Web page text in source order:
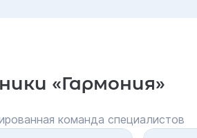
«Гармония»
команда специалистов